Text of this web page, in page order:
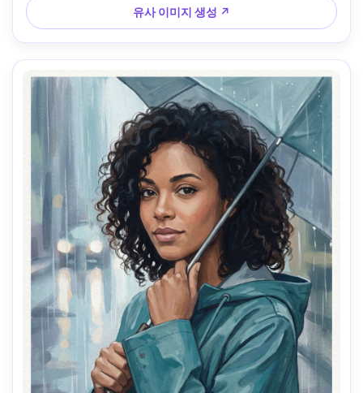
얕은 심도 --ar 4:5
유사 이미지 생성 ↗